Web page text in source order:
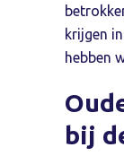
krijgen
hebben
bij